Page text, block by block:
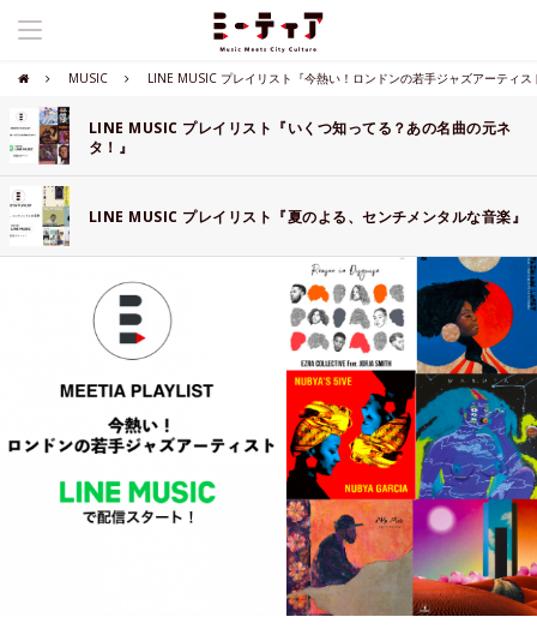
MUSIC LINE MUSIC プレイリスト『今熱い！ロンドンの若手ジャズアーティス
LINE MUSIC プレイリスト『いくつ知ってる？あの名曲の元ネ
タ！』
LINE MUSIC プレイリスト『夏のよる、センチメンタルな音楽』